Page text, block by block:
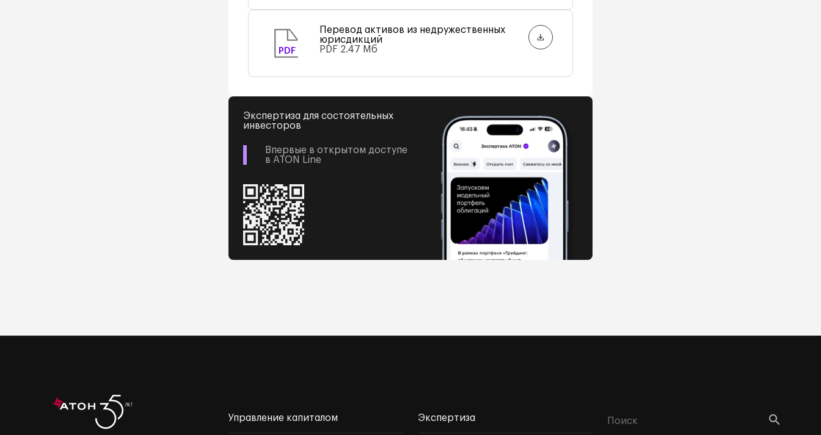
PDF
Перевод активов из недружественных
юрисдикций
PDF 2.47 Мб
Экспертиза для состоятельных
инвесторов
Впервые в открытом доступе
в ATON Line
Управление капиталом Экспертиза